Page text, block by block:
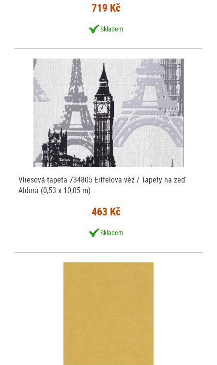
719 Kč
Skladem
Vliesová tapeta 734805 Eiffelova věž / Tapety na zeď
Aldora (0,53 x 10,05 m)…
463 Kč
Skladem